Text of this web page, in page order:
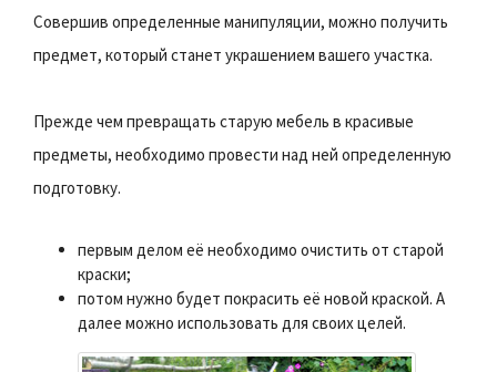
Совершив определенные манипуляции, можно получить
предмет, который станет украшением вашего участка.
Прежде чем превращать старую мебель в красивые
предметы, необходимо провести над ней определенную
подготовку.
первым делом её необходимо очистить от старой
краски;
потом нужно будет покрасить её новой краской. А
далее можно использовать для своих целей.